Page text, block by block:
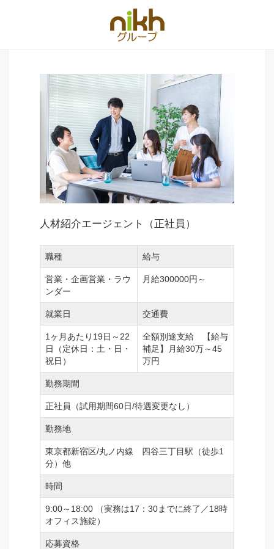
人材紹介エージェント（正社員）
職種 給与
営業・企画営業・ラウ
ンダー
月給300000円～
就業日 交通費
1ヶ月あたり19日～22
日（定休日：土・日・
祝日）
全額別途支給 【給与
補足】月給30万～45
万円
勤務期間
正社員（試用期間60日/待遇変更なし）
勤務地
東京都新宿区/丸ノ内線 四谷三丁目駅（徒歩1
分）他
時間
9:00～18:00 （実務は17：30までに終了／18時
オフィス施錠）
応募資格